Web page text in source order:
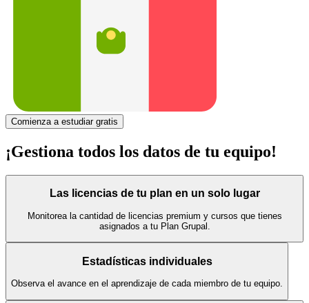
Comienza a estudiar gratis
¡Gestiona todos los datos de tu equipo!
Las licencias de tu plan en un solo lugar
Monitorea la cantidad de licencias premium y cursos que tienes
asignados a tu Plan Grupal.
Estadísticas individuales
Observa el avance en el aprendizaje de cada miembro de tu equipo.